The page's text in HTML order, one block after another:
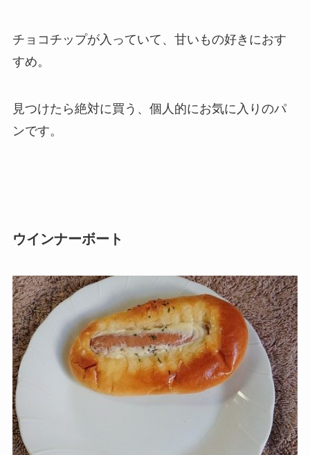
チョコチップが入っていて、甘いもの好きにおす
すめ。
見つけたら絶対に買う、個人的にお気に入りのパ
ンです。
ウインナーボート